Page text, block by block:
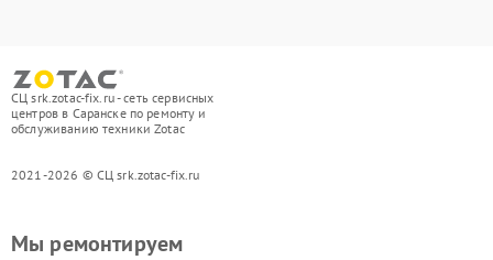
СЦ srk.zotac-fix.ru - сеть сервисных
центров в Саранске по ремонту и
обслуживанию техники Zotac
2021-2026 © СЦ srk.zotac-fix.ru
Мы ремонтируем